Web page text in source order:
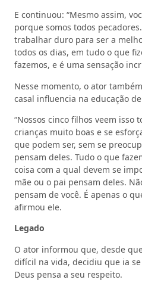
E continuou: “Mesmo assim,
porque somos todos
trabalhar duro para ser a
todos os dias, em tudo o que
fazemos, e é uma sensação
Nesse momento, o ator
casal influencia na educação
“Nossos cinco filhos veem isso
crianças muito boas e se
que podem ser, sem se
pensam deles. Tudo o que
coisa com a qual devem se
mãe ou o pai pensam deles.
pensam de você. É apenas o
afirmou ele.
Legado
O ator informou que, desde
difícil na vida, decidiu que ia
Deus pensa a seu respeito.